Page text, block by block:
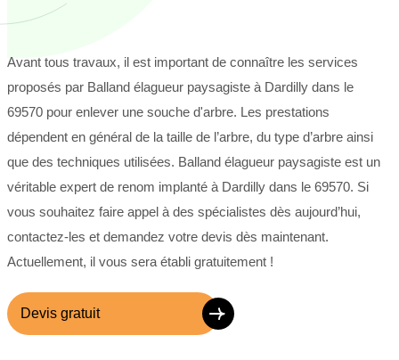
Avant tous travaux, il est important de connaître les services
proposés par Balland élagueur paysagiste à Dardilly dans le
69570 pour enlever une souche d'arbre. Les prestations
dépendent en général de la taille de l’arbre, du type d’arbre ainsi
que des techniques utilisées. Balland élagueur paysagiste est un
véritable expert de renom implanté à Dardilly dans le 69570. Si
vous souhaitez faire appel à des spécialistes dès aujourd’hui,
contactez-les et demandez votre devis dès maintenant.
Actuellement, il vous sera établi gratuitement !
Devis gratuit